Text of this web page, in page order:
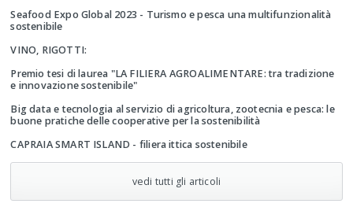
Seafood Expo Global 2023 - Turismo e pesca una multifunzionalità
sostenibile
VINO, RIGOTTI:
Premio tesi di laurea "LA FILIERA AGROALIMENTARE: tra tradizione
e innovazione sostenibile"
Big data e tecnologia al servizio di agricoltura, zootecnia e pesca: le
buone pratiche delle cooperative per la sostenibilità
CAPRAIA SMART ISLAND - filiera ittica sostenibile
vedi tutti gli articoli